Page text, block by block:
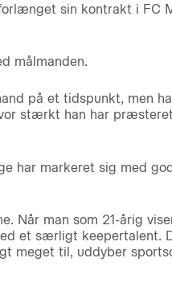
sin kontrakt i FC
målmanden.
på et tidspunkt, men
stærkt han har
har markeret sig med
Når man som 21-årig
et særligt keepertalent.
meget til, uddyber